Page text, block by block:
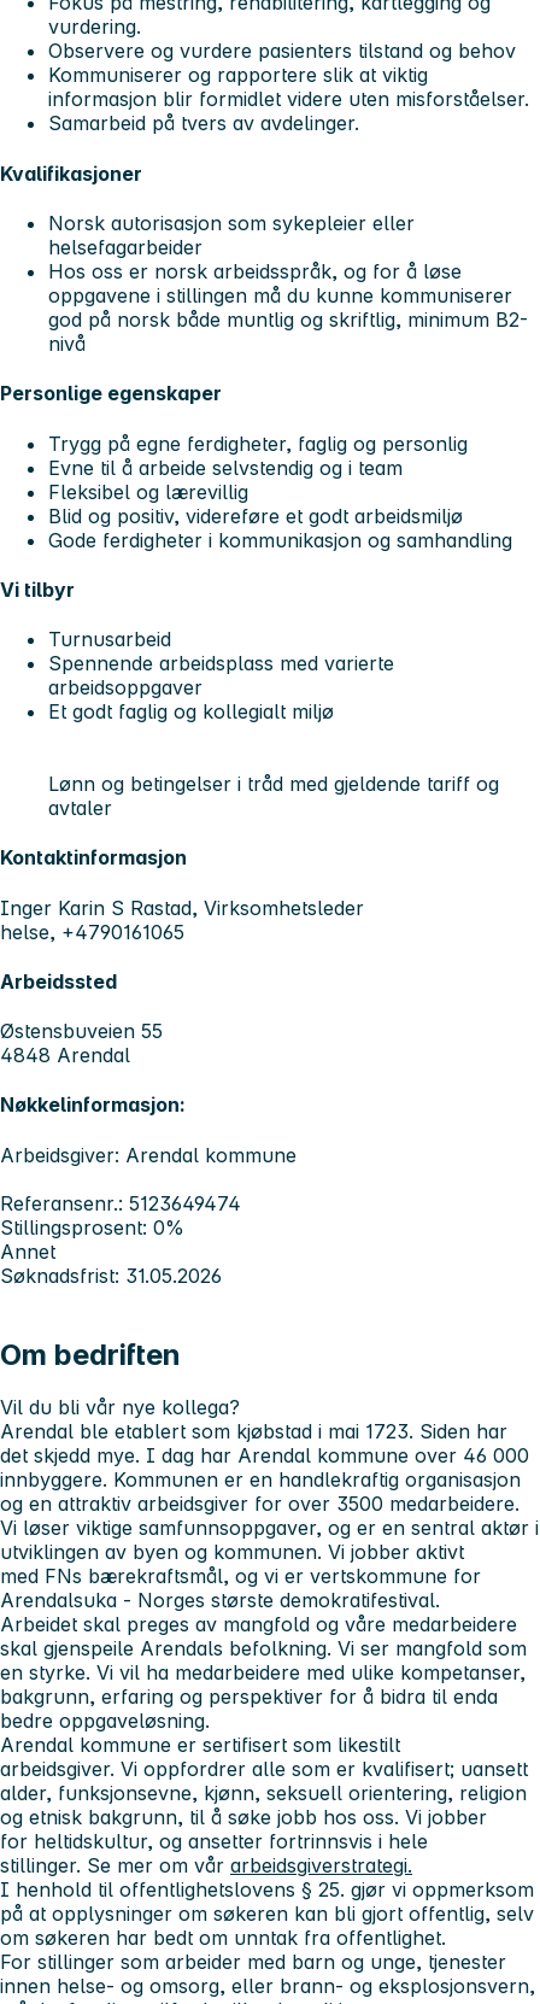
vurdering.
Observere og vurdere pasienters tilstand og behov
Kommuniserer og rapportere slik at viktig
informasjon blir formidlet videre uten misforståelser.
Samarbeid på tvers av avdelinger.
Kvalifikasjoner
Norsk autorisasjon som sykepleier eller
helsefagarbeider
Hos oss er norsk arbeidsspråk, og for å løse
oppgavene i stillingen må du kunne kommuniserer
god på norsk både muntlig og skriftlig, minimum B2-
nivå
Personlige egenskaper
Trygg på egne ferdigheter, faglig og personlig
Evne til å arbeide selvstendig og i team
Fleksibel og lærevillig
Blid og positiv, videreføre et godt arbeidsmiljø
Gode ferdigheter i kommunikasjon og samhandling
Vi tilbyr
Turnusarbeid
Spennende arbeidsplass med varierte
arbeidsoppgaver
Et godt faglig og kollegialt miljø
Lønn og betingelser i tråd med gjeldende tariff og
avtaler
Kontaktinformasjon
Inger Karin S Rastad, Virksomhetsleder
helse, +4790161065
Arbeidssted
Østensbuveien 55
4848 Arendal
Nøkkelinformasjon:
Arbeidsgiver: Arendal kommune
Referansenr.: 5123649474
Stillingsprosent: 0%
Annet
Søknadsfrist: 31.05.2026
Om bedriften
Vil du bli vår nye kollega?
Arendal ble etablert som kjøbstad i mai 1723. Siden har
det skjedd mye. I dag har Arendal kommune over 46 000
innbyggere. Kommunen er en handlekraftig organisasjon
og en attraktiv arbeidsgiver for over 3500 medarbeidere.
Vi løser viktige samfunnsoppgaver, og er en sentral aktør i
utviklingen av byen og kommunen. Vi jobber aktivt
med FNs bærekraftsmål, og vi er vertskommune for
Arendalsuka - Norges største demokratifestival.
Arbeidet skal preges av mangfold og våre medarbeidere
skal gjenspeile Arendals befolkning. Vi ser mangfold som
en styrke. Vi vil ha medarbeidere med ulike kompetanser,
bakgrunn, erfaring og perspektiver for å bidra til enda
bedre oppgaveløsning.
Arendal kommune er sertifisert som likestilt
arbeidsgiver. Vi oppfordrer alle som er kvalifisert; uansett
alder, funksjonsevne, kjønn, seksuell orientering, religion
og etnisk bakgrunn, til å søke jobb hos oss. Vi jobber
for heltidskultur, og ansetter fortrinnsvis i hele
stillinger. Se mer om vår arbeidsgiverstrategi.
I henhold til offentlighetslovens § 25. gjør vi oppmerksom
på at opplysninger om søkeren kan bli gjort offentlig, selv
om søkeren har bedt om unntak fra offentlighet.
For stillinger som arbeider med barn og unge, tjenester
innen helse- og omsorg, eller brann- og eksplosjonsvern,